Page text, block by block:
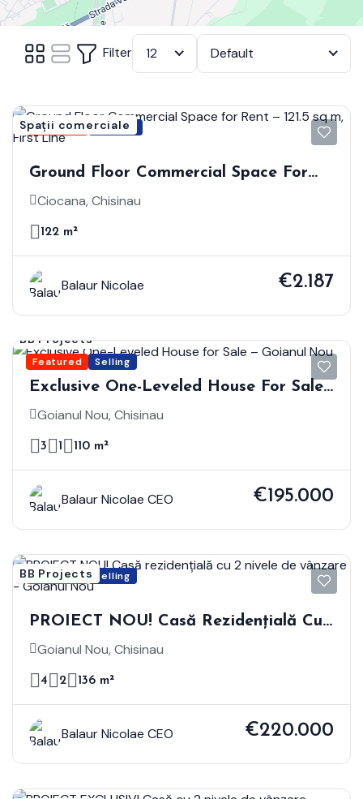
Filter 12 Default
Featured Renting
Spații comerciale
Ground Floor Commercial Space For
Rent – 121.5 Sq M, First Line
Ciocana, Chisinau
122 m²
Balaur Nicolae €2.187
Featured Selling
BB Projects
Exclusive One-Leveled House For Sale
– Goianul Nou
Goianul Nou, Chisinau
3 1 110 m²
Balaur Nicolae CEO €195.000
Featured Selling
BB Projects
PROIECT NOU! Casă Rezidențială Cu
2 Nivele De Vânzare - Goianul Nou
Goianul Nou, Chisinau
4 2 136 m²
Balaur Nicolae CEO €220.000